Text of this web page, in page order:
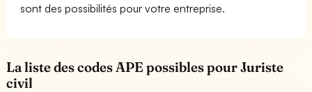
sont des possibilités pour votre entreprise.
La liste des codes APE possibles pour Juriste
civil